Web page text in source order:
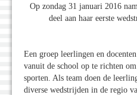
Op zondag 31 januari 2016
deel aan haar eerste
Een groep leerlingen en
vanuit de school op te richten
sporten. Als team doen de
diverse wedstrijden in de regio